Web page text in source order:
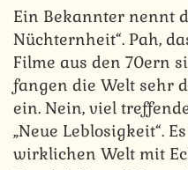
Ein Bekannter nennt
Nüchternheit“. Pah,
Filme aus den 70ern
fangen die Welt sehr
ein. Nein, viel
„Neue Leblosigkeit“.
wirklichen Welt mit